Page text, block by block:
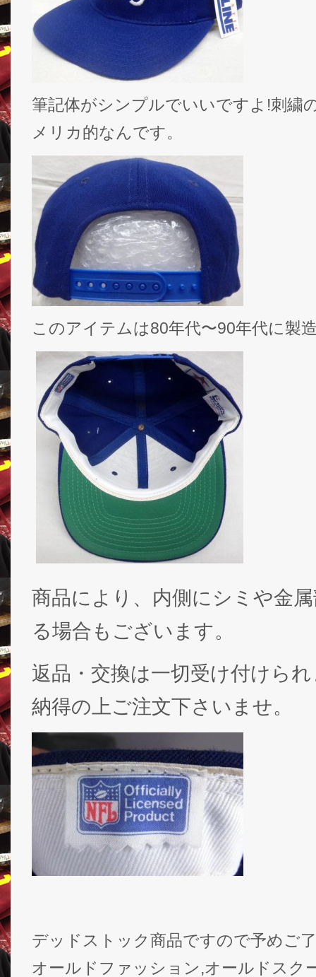
筆記体がシンプルでいいですよ!刺繍
メリカ的なんです。
このアイテムは80年代〜90年代に製
商品により、内側にシミや金
る場合もございます。
返品・交換は一切受け付けら
納得の上ご注文下さいませ。
デッドストック商品ですので予めご
オールドファッション,オールドスク